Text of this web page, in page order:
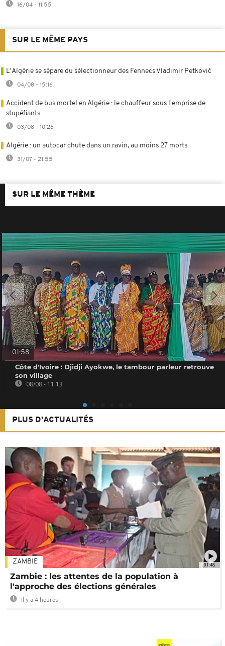
16/04 - 11:55
SUR LE MÊME PAYS
L'Algérie se sépare du sélectionneur des Fennecs Vladimir Petković
04/08 - 15:16
Accident de bus mortel en Algérie : le chauffeur sous l'emprise de
stupéfiants
03/08 - 10:26
Algérie : un autocar chute dans un ravin, au moins 27 morts
31/07 - 21:55
SUR LE MÊME THÈME
01:58
Côte d'Ivoire : Djidji Ayokwe, le tambour parleur retrouve
son village
08/08 - 11:13
PLUS D'ACTUALITÉS
01:48
ZAMBIE
Zambie : les attentes de la population à
l'approche des élections générales
Il y a 4 heures